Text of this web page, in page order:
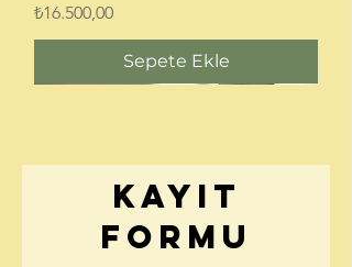
Fiyat
₺16.500,00
Sepete Ekle
KAYIT
FORMU